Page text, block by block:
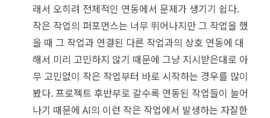
래서 오히려 전체적인 연동에서 문제가 생기기 쉽다.
작은 작업의 퍼포먼스는 너무 뛰어나지만 그 작업을 했
을 때 그 작업과 연결된 다른 작업과의 상호 연동에 대
해서 미리 고민하지 않기 때문에 그냥 지시받은대로 아
무 고민없이 작은 작업부터 바로 시작하는 경우를 많이
봤다. 프로젝트 후반부로 갈수록 연동된 작업들이 늘어
나기 때문에 AI의 이런 작은 작업에서 발생하는 자잘한